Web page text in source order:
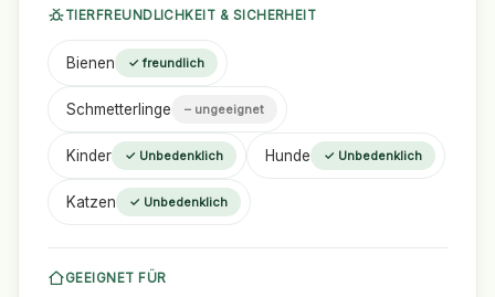
TIERFREUNDLICHKEIT & SICHERHEIT
Bienen ✓ freundlich
Schmetterlinge – ungeeignet
Kinder ✓ Unbedenklich Hunde ✓ Unbedenklich
Katzen ✓ Unbedenklich
GEEIGNET FÜR